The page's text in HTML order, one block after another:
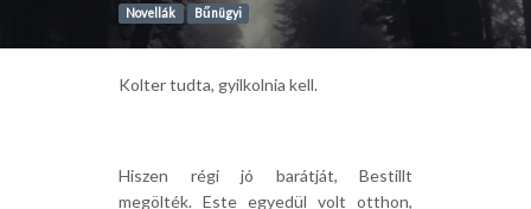
Novellák Bűnügyi
Kolter tudta, gyilkolnia kell.
Hiszen régi jó barátját, Bestillt
megölték. Este egyedül volt otthon,